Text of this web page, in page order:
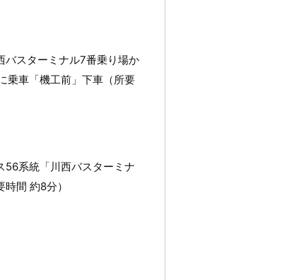
バスターミナル7番乗り場か
乗車「機工前」下車（所要
56系統「川西バスターミナ
間 約8分）